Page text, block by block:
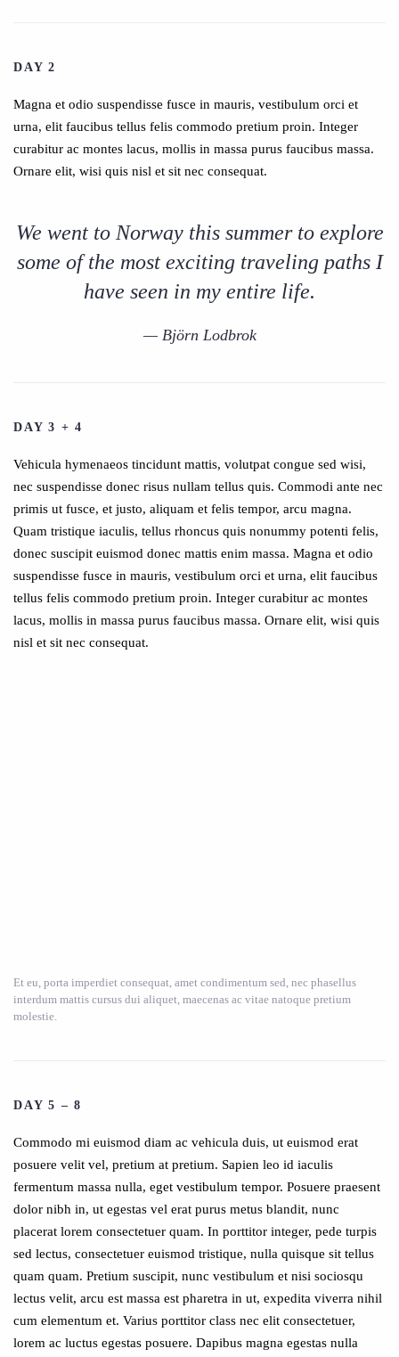
DAY 2
Magna et odio suspendisse fusce in mauris, vestibulum orci et
urna, elit faucibus tellus felis commodo pretium proin. Integer
curabitur ac montes lacus, mollis in massa purus faucibus massa.
Ornare elit, wisi quis nisl et sit nec consequat.
We went to Norway this summer to explore
some of the most exciting traveling paths I
have seen in my entire life.
Björn Lodbrok
DAY 3 + 4
Vehicula hymenaeos tincidunt mattis, volutpat congue sed wisi,
nec suspendisse donec risus nullam tellus quis. Commodi ante nec
primis ut fusce, et justo, aliquam et felis tempor, arcu magna.
Quam tristique iaculis, tellus rhoncus quis nonummy potenti felis,
donec suscipit euismod donec mattis enim massa. Magna et odio
suspendisse fusce in mauris, vestibulum orci et urna, elit faucibus
tellus felis commodo pretium proin. Integer curabitur ac montes
lacus, mollis in massa purus faucibus massa. Ornare elit, wisi quis
nisl et sit nec consequat.
Et eu, porta imperdiet consequat, amet condimentum sed, nec phasellus
interdum mattis cursus dui aliquet, maecenas ac vitae natoque pretium
molestie.
DAY 5 – 8
Commodo mi euismod diam ac vehicula duis, ut euismod erat
posuere velit vel, pretium at pretium. Sapien leo id iaculis
fermentum massa nulla, eget vestibulum tempor. Posuere praesent
dolor nibh in, ut egestas vel erat purus metus blandit, nunc
placerat lorem consectetuer quam. In porttitor integer, pede turpis
sed lectus, consectetuer euismod tristique, nulla quisque sit tellus
quam quam. Pretium suscipit, nunc vestibulum et nisi sociosqu
lectus velit, arcu est massa est pharetra in ut, expedita viverra nihil
cum elementum et. Varius porttitor class nec elit consectetuer,
lorem ac luctus egestas posuere. Dapibus magna egestas nulla